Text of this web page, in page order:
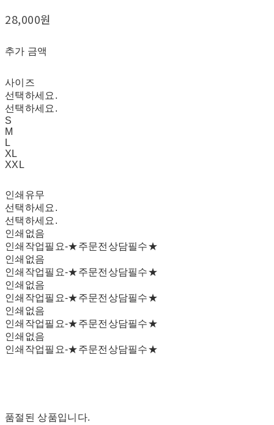
28,000원
추가 금액
사이즈
선택하세요.
선택하세요.
S
M
L
XL
XXL
인쇄유무
선택하세요.
선택하세요.
인쇄없음
인쇄작업필요-★주문전상담필수★
인쇄없음
인쇄작업필요-★주문전상담필수★
인쇄없음
인쇄작업필요-★주문전상담필수★
인쇄없음
인쇄작업필요-★주문전상담필수★
인쇄없음
인쇄작업필요-★주문전상담필수★
품절된 상품입니다.